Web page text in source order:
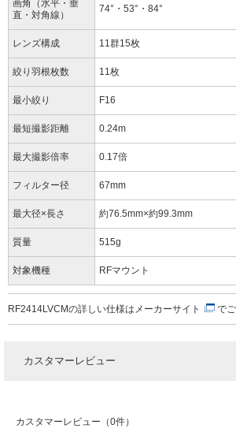
画角（水平・垂
直・対角線）
74°・53°・84°
レンズ構成 11群15枚
絞り羽根枚数 11枚
最小絞り F16
最短撮影距離 0.24m
最大撮影倍率 0.17倍
フィルター径 67mm
最大径×長さ 約76.5mm×約99.3mm
質量 515g
対象機種 RFマウント
RF2414LVCMの詳しい仕様は メーカーサイト で
カスタマーレビュー
カスタマーレビュー（0件）